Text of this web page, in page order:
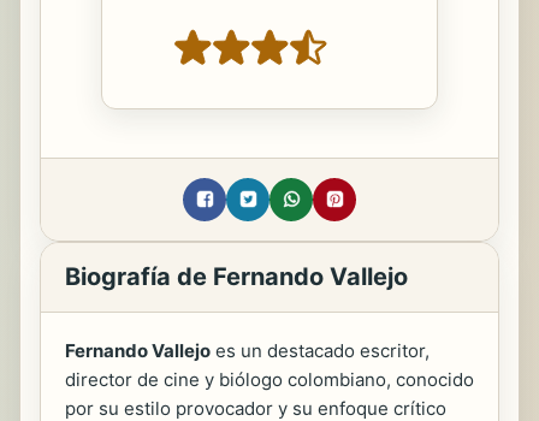
Biografía de Fernando Vallejo
Fernando Vallejo es un destacado escritor,
director de cine y biólogo colombiano, conocido
por su estilo provocador y su enfoque crítico